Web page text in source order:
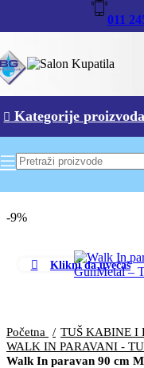
011
Kategorije proizvoda
-9%
Klikni da uvećaš
Početna
TUŠ KABINE I
WALK IN PARAVANI -
Walk In paravan 90 cm